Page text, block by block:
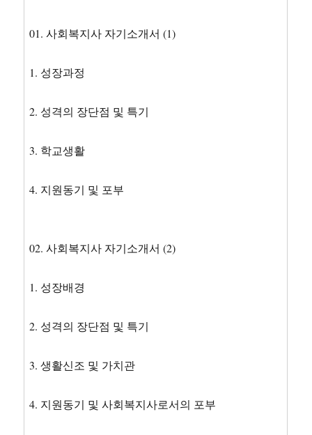
01. 사회복지사 자기소개서 (1)
1. 성장과정
2. 성격의 장단점 및 특기
3. 학교생활
4. 지원동기 및 포부
02. 사회복지사 자기소개서 (2)
1. 성장배경
2. 성격의 장단점 및 특기
3. 생활신조 및 가치관
4. 지원동기 및 사회복지사로서의 포부